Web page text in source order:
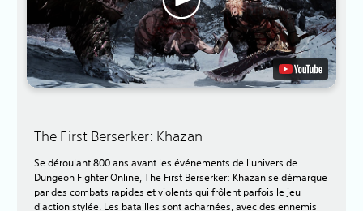
The First Berserker: Khazan
Se déroulant 800 ans avant les événements de l'univers de
Dungeon Fighter Online, The First Berserker: Khazan se démarque
par des combats rapides et violents qui frôlent parfois le jeu
d'action stylée. Les batailles sont acharnées, avec des ennemis